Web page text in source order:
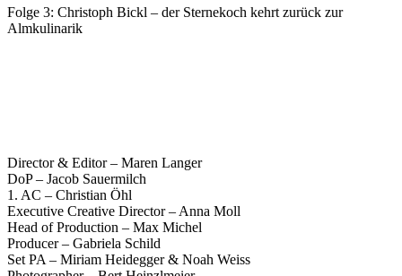
Folge 3: Christoph Bickl – der Sternekoch kehrt zurück zur
Almkulinarik
Director & Editor – Maren Langer
DoP – Jacob Sauermilch
1. AC – Christian Öhl
Executive Creative Director – Anna Moll
Head of Production – Max Michel
Producer – Gabriela Schild
Set PA – Miriam Heidegger & Noah Weiss